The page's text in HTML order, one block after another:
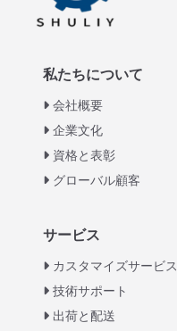
私たちについて
会社概要
企業文化
資格と表彰
グローバル顧客
サービス
カスタマイズサービス
技術サポート
出荷と配送